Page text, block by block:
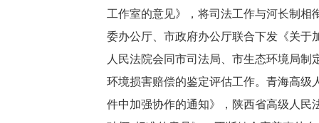
工作室的意见》，将司法工作与河长制相
委办公厅、市政府办公厅联合下发《关于
人民法院会同市司法局、市生态环境局
环境损害赔偿的鉴定评估工作。青海高级
件中加强协作的通知》，陕西省高级人民